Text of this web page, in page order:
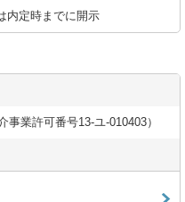
内定時までに開示
業許可番号13-ユ-010403）